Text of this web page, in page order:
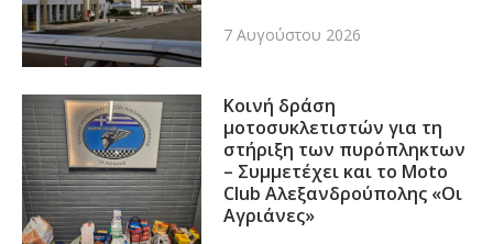
7 Αυγούστου 2026
Κοινή δράση
μοτοσυκλετιστών για τη
στήριξη των πυρόπληκτων
– Συμμετέχει και το Moto
Club Αλεξανδρούπολης «Οι
Αγριάνες»